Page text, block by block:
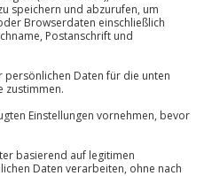
ist ideal, wenn du in
erleben willst:
Sehenswürdigkeiten
ist Rom eine
Du kannst dich durch
lassen, in Museen
„nur“ ein paar
den Rest als Entdeckung